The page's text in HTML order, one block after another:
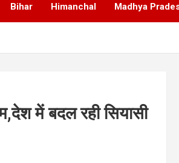
Bihar Himanchal Madhya
में बदल रही सियासी